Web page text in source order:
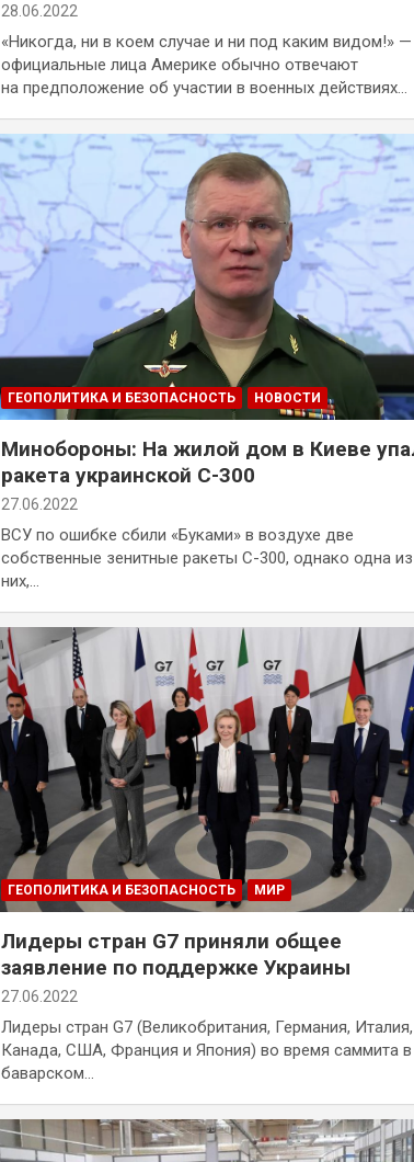
28.06.2022
«Никогда, ни в коем случае и ни под каким видом!» —
официальные лица Америке обычно отвечают
на предположение об участии в военных действиях…
ГЕОПОЛИТИКА И БЕЗОПАСНОСТЬ НОВОСТИ
Минобороны: На жилой дом в Киеве
ракета украинской С-300
27.06.2022
ВСУ по ошибке сбили «Буками» в воздухе две
собственные зенитные ракеты С-300, однако одна из
них,…
ГЕОПОЛИТИКА И БЕЗОПАСНОСТЬ МИР
Лидеры стран G7 приняли общее
заявление по поддержке Украины
27.06.2022
Лидеры стран G7 (Великобритания, Германия, Италия,
Канада, США, Франция и Япония) во время саммита в
баварском…